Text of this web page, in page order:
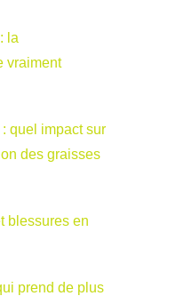
la
vraiment
quel impact sur
des graisses
blessures en
prend de plus